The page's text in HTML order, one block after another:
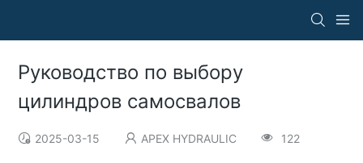
Руководство по выбору
цилиндров самосвалов
2025-03-15 APEX HYDRAULIC 122